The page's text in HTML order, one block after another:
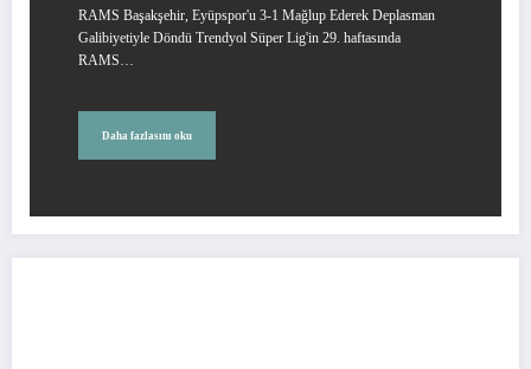
RAMS Başakşehir, Eyüpspor'u 3-1 Mağlup Ederek Deplasman
Galibiyetiyle Döndü Trendyol Süper Lig'in 29. haftasında
RAMS…
Daha fazlasını oku